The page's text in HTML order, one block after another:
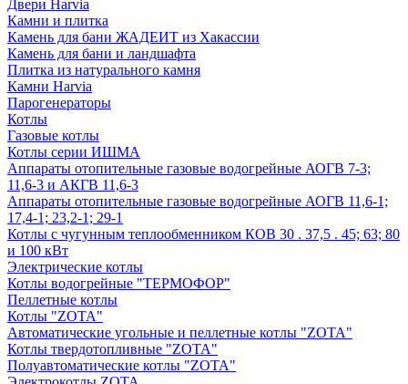
Двери Harvia
Камни и плитка
Камень для бани ЖАДЕИТ из Хакассии
Камень для бани и ландшафта
Плитка из натурального камня
Камни Harvia
Парогенераторы
Котлы
Газовые котлы
Котлы серии ИШМА
Аппараты отопительные газовые водогрейные АОГВ 7-3;
11,6-3 и АКГВ 11,6-3
Аппараты отопительные газовые водогрейные АОГВ 11,6-1;
17,4-1; 23,2-1; 29-1
Котлы с чугунным теплообменником КОВ 30 . 37,5 . 45; 63; 80
и 100 кВт
Электрические котлы
Котлы водогрейные "ТЕРМОФОР"
Пеллетные котлы
Котлы "ZOTA"
Автоматические угольные и пеллетные котлы "ZOTA"
Котлы твердотопливные "ZOTA"
Полуавтоматические котлы "ZOTA"